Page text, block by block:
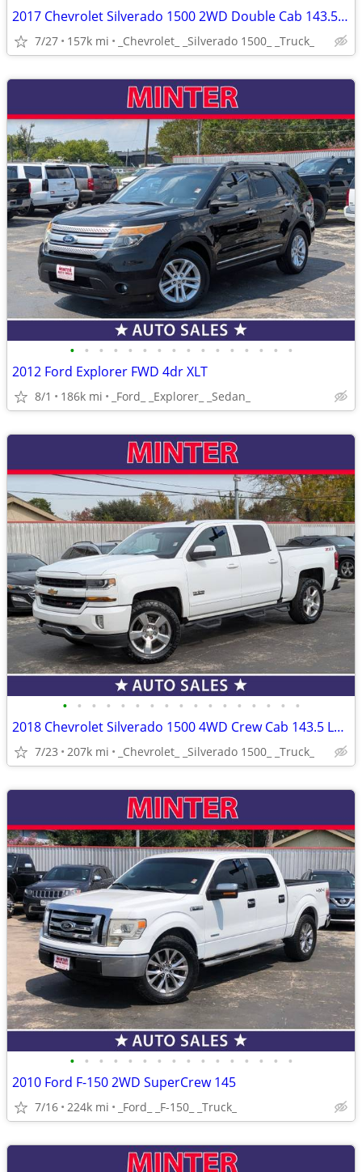
2017 Chevrolet Silverado 1500 2WD Double Cab 143.5 Work Truck
7/27 157k mi _Chevrolet_ _Silverado 1500_ _Truck_
• • • • • • • • • • • • • • • •
2012 Ford Explorer FWD 4dr XLT
8/1 186k mi _Ford_ _Explorer_ _Sedan_
• • • • • • • • • • • • • • • • •
2018 Chevrolet Silverado 1500 4WD Crew Cab 143.5 LT w/2LT
7/23 207k mi _Chevrolet_ _Silverado 1500_ _Truck_
• • • • • • • • • • • • • • • •
2010 Ford F-150 2WD SuperCrew 145
7/16 224k mi _Ford_ _F-150_ _Truck_